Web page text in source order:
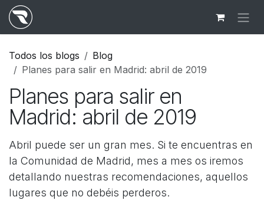
Ir al contenido
Todos los blogs
Blog
Planes para salir en Madrid: abril de 2019
Planes para salir en
Madrid: abril de 2019
Abril puede ser un gran mes. Si te encuentras en
la Comunidad de Madrid, mes a mes os iremos
detallando nuestras recomendaciones, aquellos
lugares que no debéis perderos.